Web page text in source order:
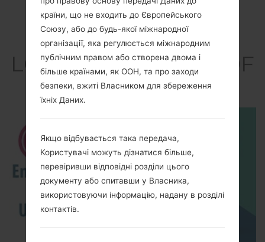
Відео
LGGD880F(LGGD880F
) akaLG Mini
країни, що не входить до Європейського
Союзу, або до будь-якої міжнародної
організації, яка регулюється міжнародним
публічним правом або створена двома і
більше країнами, як ООН, та про заходи
безпеки, вжиті Власником для збереження
їхніх Даних.
Якщо відбувається така передача,
Користувачі можуть дізнатися більше,
перевіривши відповідні розділи цього
документу або спитавши у Власника,
використовуючи інформацію, надану в розділі
контактів.